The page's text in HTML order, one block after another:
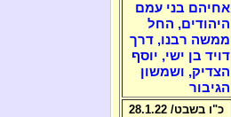
אחיהם בני עמם
היהודים, החל
ממשה רבנו, דרך
דויד בן ישי, יוסף
הצדיק, ושמשון
הגיבור
כ"ו בשבט/ 28.1.22